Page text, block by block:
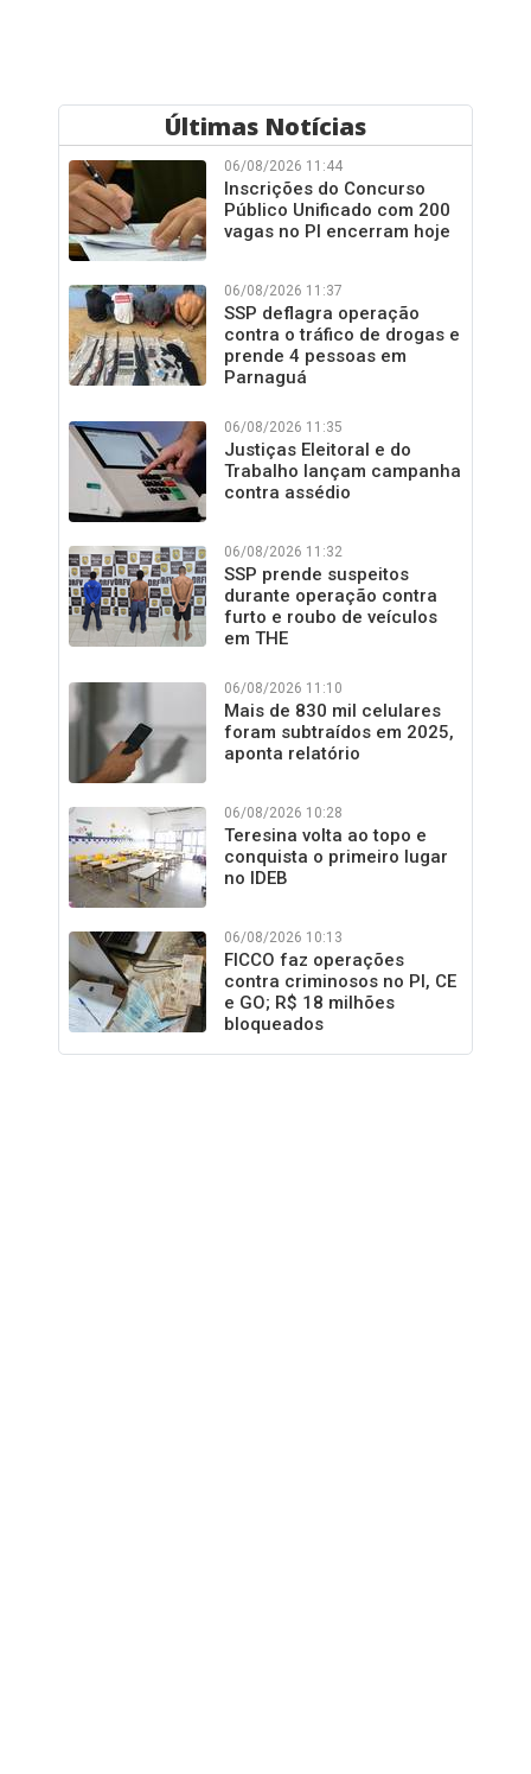
Últimas Notícias
06/08/2026 11:44
Inscrições do Concurso
Público Unificado com 200
vagas no PI encerram hoje
06/08/2026 11:37
SSP deflagra operação
contra o tráfico de drogas e
prende 4 pessoas em
Parnaguá
06/08/2026 11:35
Justiças Eleitoral e do
Trabalho lançam campanha
contra assédio
06/08/2026 11:32
SSP prende suspeitos
durante operação contra
furto e roubo de veículos
em THE
06/08/2026 11:10
Mais de 830 mil celulares
foram subtraídos em 2025,
aponta relatório
06/08/2026 10:28
Teresina volta ao topo e
conquista o primeiro lugar
no IDEB
06/08/2026 10:13
FICCO faz operações
contra criminosos no PI, CE
e GO; R$ 18 milhões
bloqueados